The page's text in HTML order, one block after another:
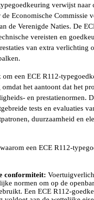
verwijst naar
de Economische Commissie
de Verenigde Naties. De
vereisten en
van extra verlichting
een ECE R112-
het aantoont dat het
en prestatienormen.
tests en evaluaties
duurzaamheid en
een ECE R112-
conformiteit:
normen om op de
Een ECE R112-